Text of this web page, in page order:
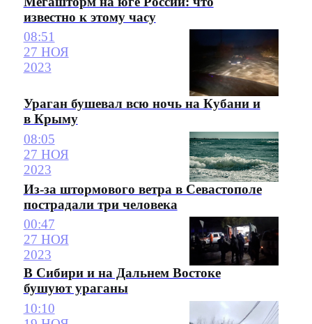
известно к этому часу
08:51
27 НОЯ
2023
Ураган бушевал всю ночь на Кубани и
в Крыму
08:05
27 НОЯ
2023
Из-за штормового ветра в Севастополе
пострадали три человека
00:47
27 НОЯ
2023
В Сибири и на Дальнем Востоке
бушуют ураганы
10:10